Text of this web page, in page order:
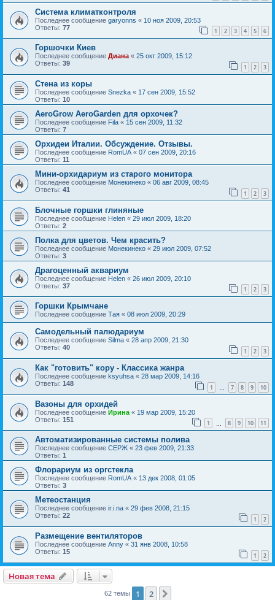
Cистема климатконтроля
Последнее сообщение garyonns « 10 ноя 2009, 20:53
Ответы: 77 1 2 3 4 5 6
Горшочки Киев
Последнее сообщение Диана« 25 окт 2009, 15:12
Ответы: 39 1 2 3
Стена из коры
Последнее сообщение Snezka « 17 сен 2009, 15:52
Ответы: 10
AeroGrow AeroGarden для орхочек?
Последнее сообщение Fila « 15 сен 2009, 11:32
Ответы: 7
Орхидеи Италии. Обсуждение. Отзывы.
Последнее сообщение RomUA « 07 сен 2009, 20:16
Ответы: 11
Мини-орхидариум из старого монитора
Последнее сообщение Монекинеко « 06 авг 2009, 08:45
Ответы: 41 1 2 3
Блочные горшки глиняные
Последнее сообщение Helen « 29 июл 2009, 18:20
Ответы: 2
Полка для цветов. Чем красить?
Последнее сообщение Монекинеко « 29 июл 2009, 07:52
Ответы: 3
Драгоценный аквариум
Последнее сообщение Helen « 26 июл 2009, 20:10
Ответы: 37 1 2 3
Горшки Крымчане
Последнее сообщение Тая « 08 июл 2009, 20:29
Самодельный палюдариум
Последнее сообщение Silma « 28 апр 2009, 21:30
Ответы: 40 1 2 3
Как "готовить" кору - Классика жанра
Последнее сообщение ksyuhsa « 28 мар 2009, 14:16
Ответы: 148 1 … 7 8 9 10
Вазоны для орхидей
Последнее сообщение Ирина « 19 мар 2009, 15:20
Ответы: 151 1 8 9 10 11
Автоматизированные системы полива
Последнее сообщение СЕРЖ « 23 фев 2009, 21:33
Ответы: 1
Флорариум из оргстекла
Последнее сообщение RomUA « 13 дек 2008, 01:05
Ответы: 3
Метеостанция
Последнее сообщение ir.i.na « 29 фев 2008, 21:15
Ответы: 22 1 2
Размещение вентиляторов
Последнее сообщение Anny « 31 янв 2008, 10:58
Ответы: 15 1 2
Новая тема
62 темы 1 2